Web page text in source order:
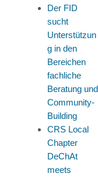
Der FID
sucht
Unterstützun
g in den
Bereichen
fachliche
Beratung und
Community-
Building
CRS Local
Chapter
DeChAt
meets